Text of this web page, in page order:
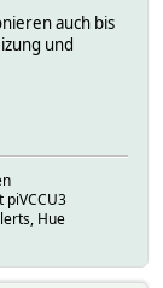
auch bis
und
piVCCU3
Hue